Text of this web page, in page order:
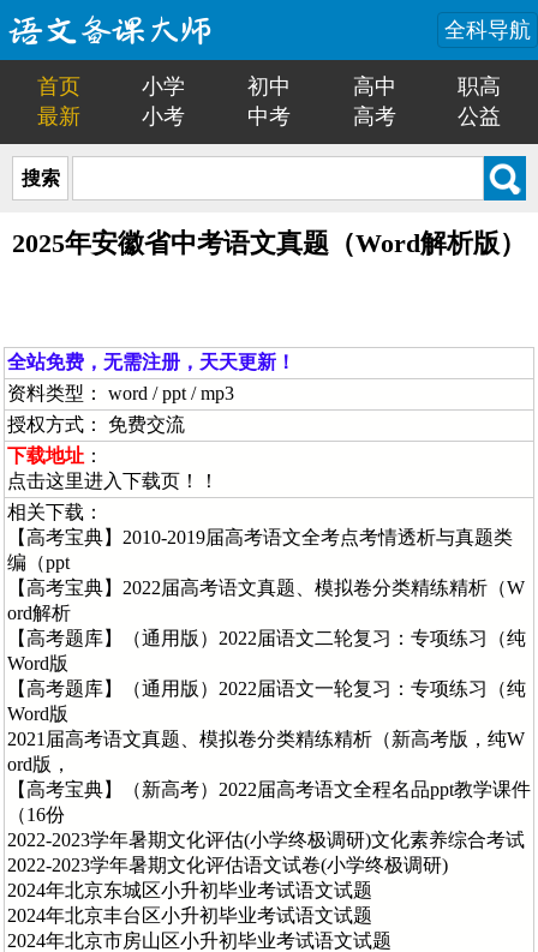
全科导航
首页 小学 初中 高中
职高
最新
小考 中考 高考 公益
搜索
2025年安徽省中考语文真题（Word解析版）
全站免费，无需注册，天天更新！
资料类型： word / ppt / mp3
授权方式： 免费交流
下载地址 ：
点击这里进入下载页！！
相关下载：
【高考宝典】2010-2019届高考语文全考点考情透析与真题类
编（ppt
【高考宝典】2022届高考语文真题、模拟卷分类精练精析（W
ord解析
【高考题库】（通用版）2022届语文二轮复习：专项练习（纯
Word版
【高考题库】（通用版）2022届语文一轮复习：专项练习（纯
Word版
2021届高考语文真题、模拟卷分类精练精析（新高考版，纯W
ord版，
【高考宝典】（新高考）2022届高考语文全程名品ppt教学课件
（16份
2022-2023学年暑期文化评估(小学终极调研)文化素养综合考试
2022-2023学年暑期文化评估语文试卷(小学终极调研)
2024年北京东城区小升初毕业考试语文试题
2024年北京丰台区小升初毕业考试语文试题
2024年北京市房山区小升初毕业考试语文试题